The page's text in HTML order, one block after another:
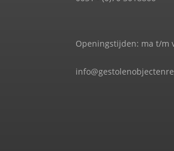
Openingstijden: ma t/m